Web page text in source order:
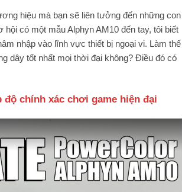
hiệu mà bạn sẽ liên tưởng đến những con
có một mẫu Alphyn AM10 đến tay, tôi biết
nhập vào lĩnh vực thiết bị ngoại vi. Làm thế
dây tốt nhất mọi thời đại không? Điều đó có
chính xác chơi game hiện đại